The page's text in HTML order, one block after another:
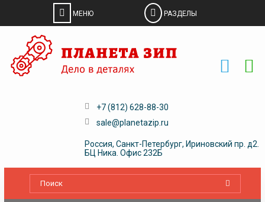
content
+7 (812) 628-88-30
sale@planetazip.ru
Россия, Санкт-Петербург, Ириновский пр. д2.
БЦ Ника. Офис 232Б